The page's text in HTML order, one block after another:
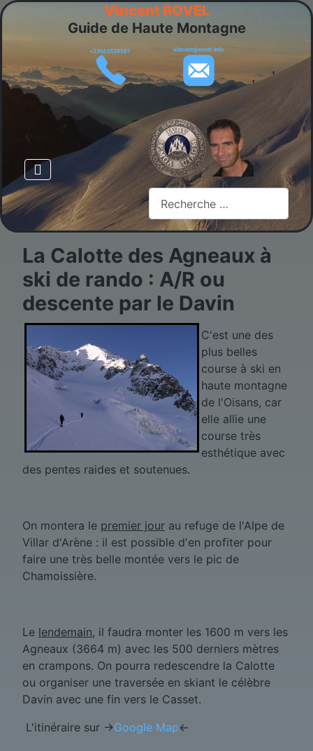
Vincent ROVEL
Guide de Haute Montagne
Rechercher
La Calotte des Agneaux à
ski de rando : A/R ou
descente par le Davin
C'est une des
plus belles
course à ski en
haute montagne
de l'Oisans, car
elle allie une
course très
esthétique avec
des pentes raides et soutenues.
On montera le premier jour au refuge de l'Alpe de
Villar d'Arène : il est possible d'en profiter pour
faire une très belle montée vers le pic de
Chamoissière.
Le lendemain, il faudra monter les 1600 m vers les
Agneaux (3664 m) avec les 500 derniers mètres
en crampons. On pourra redescendre la Calotte
ou organiser une traversée en skiant le célèbre
Davin avec une fin vers le Casset.
L'itinéraire sur ->Google Map<-